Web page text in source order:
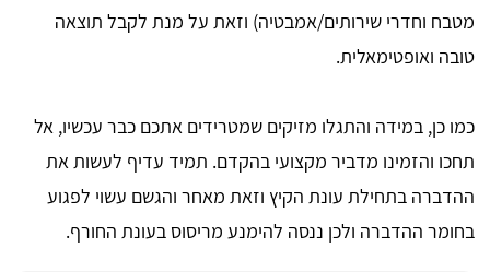
מטבח וחדרי שירותים/אמבטיה) וזאת על מנת לקבל תוצאה
טובה ואופטימאלית.
כמו כן, במידה והתגלו מזיקים שמטרידים אתכם כבר עכשיו, אל
תחכו והזמינו מדביר מקצועי בהקדם. תמיד עדיף לעשות את
ההדברה בתחילת עונת הקיץ וזאת מאחר והגשם עשוי לפגוע
בחומר ההדברה ולכן ננסה להימנע מריסוס בעונת החורף.